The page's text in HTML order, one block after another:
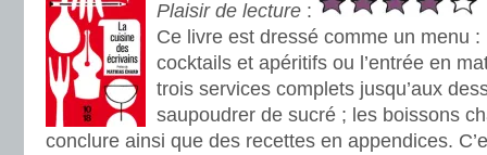
Plaisir de lecture :
Ce livre est dressé comme un menu
cocktails et apéritifs ou l’entrée en
trois services complets jusqu’aux
saupoudrer de sucré ; les boissons
conclure ainsi que des recettes en appendices.